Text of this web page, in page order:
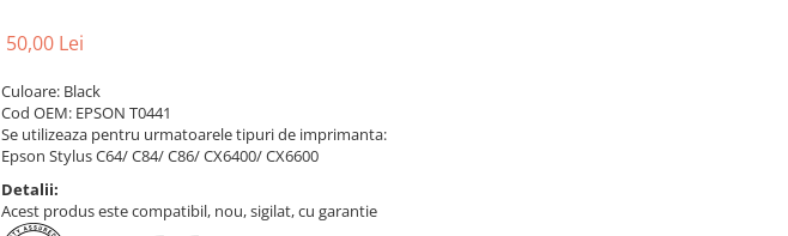
50,00 Lei
Culoare: Black
Cod OEM: EPSON T0441
Se utilizeaza pentru urmatoarele tipuri de imprimanta:
Epson Stylus C64/ C84/ C86/ CX6400/ CX6600
Detalii:
Acest produs este compatibil, nou, sigilat, cu garantie